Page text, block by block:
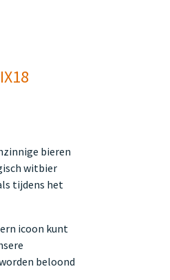
bieren
witbier
tijdens het
icoon kunt
beloond